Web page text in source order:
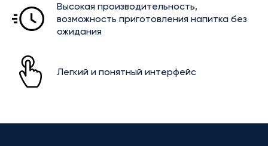
Высокая производительность,
возможность приготовления напитка без
ожидания
Легкий и понятный интерфейс